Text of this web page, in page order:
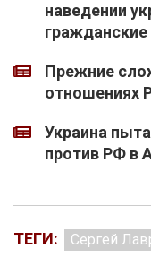
наведении
Прежние
отношениях
Украина
против РФ в
ТЕГИ: Сергей